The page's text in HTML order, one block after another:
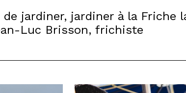
jardiner, jardiner à la Friche
Luc Brisson, frichiste